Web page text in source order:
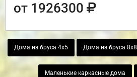
от 1926300
Дома из бруса 4х5 Дома из бруса 8х8
Маленькие каркасные дома